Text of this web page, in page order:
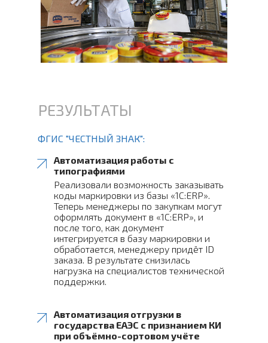
РЕЗУЛЬТАТЫ
ФГИС "ЧЕСТНЫЙ ЗНАК":
Автоматизация работы с
типографиями
Реализовали возможность заказывать
коды маркировки из базы «1С:ERP».
Теперь менеджеры по закупкам могут
оформлять документ в «1С:ERP», и
после того, как документ
интегрируется в базу маркировки и
обработается, менеджеру придёт ID
заказа. В результате снизилась
нагрузка на специалистов технической
поддержки.
Автоматизация отгрузки в
государства ЕАЭС с признанием КИ
при объёмно-сортовом учёте